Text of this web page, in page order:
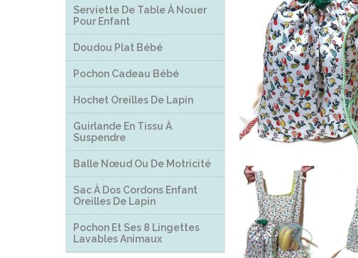
Serviette De Table À Nouer
Pour Enfant
Doudou Plat Bébé
Pochon Cadeau Bébé
Hochet Oreilles De Lapin
Guirlande En Tissu À
Suspendre
Balle Nœud Ou De Motricité
Sac À Dos Cordons Enfant
Oreilles De Lapin
Pochon Et Ses 8 Lingettes
Lavables Animaux